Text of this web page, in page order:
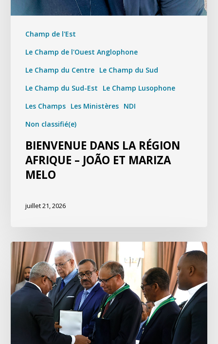
Champ de l'Est
Le Champ de l'Ouest Anglophone
Le Champ du Centre Le Champ du Sud
Le Champ du Sud-Est
Le Champ Lusophone
Les Champs Les Ministères NDI
Non classifié(e)
BIENVENUE DANS LA RÉGION
AFRIQUE – JOÃO ET MARIZA
MELO
juillet 21, 2026